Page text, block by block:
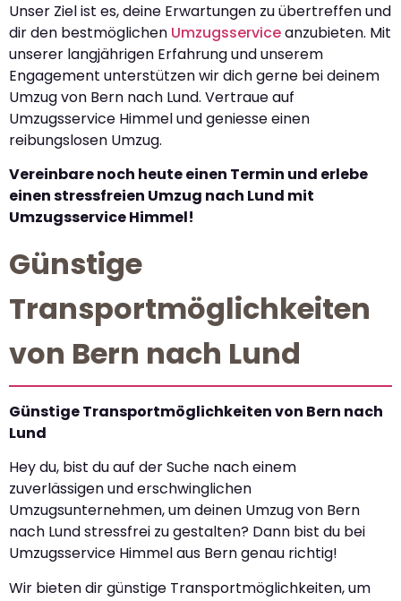
Unser Ziel ist es, deine Erwartungen zu übertreffen und
dir den bestmöglichen Umzugsserviceanzubieten. Mit
unserer langjährigen Erfahrung und unserem
Engagement unterstützen wir dich gerne bei deinem
Umzug von Bern nach Lund. Vertraue auf
Umzugsservice Himmel und geniesse einen
reibungslosen Umzug.
Vereinbare noch heute einen Termin und erlebe
einen stressfreien Umzug nach Lund mit
Umzugsservice Himmel!
Günstige
Transportmöglichkeiten
von Bern nach Lund
Günstige Transportmöglichkeiten von Bern nach
Lund
Hey du, bist du auf der Suche nach einem
zuverlässigen und erschwinglichen
Umzugsunternehmen, um deinen Umzug von Bern
nach Lund stressfrei zu gestalten? Dann bist du bei
Umzugsservice Himmel aus Bern genau richtig!
Wir bieten dir günstige Transportmöglichkeiten, um